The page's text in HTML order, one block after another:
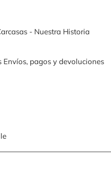
- Nuestra Historia
pagos y devoluciones